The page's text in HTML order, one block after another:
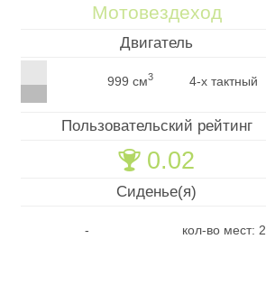
Мотовездеход
Двигатель
999 см3 4-х тактный
Пользовательский рейтинг
🏆 0.02
Сиденье(я)
- кол-во мест: 2